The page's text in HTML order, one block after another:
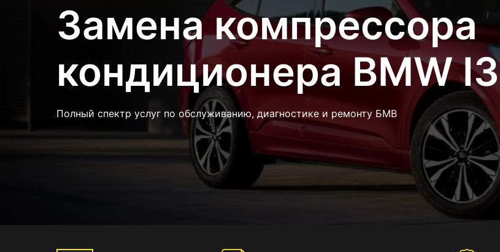
Замена компрессора
кондиционера BMW I3
Полный спектр услуг по обслуживанию, диагностике и ремонту БМВ